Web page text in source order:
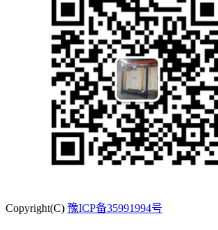
Copyright(C) 豫ICP备35991994号